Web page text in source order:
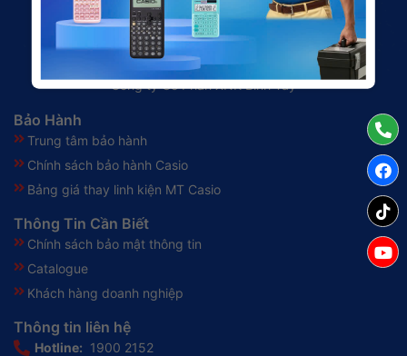
Công ty Cổ Phần XNK Bình Tây
Bảo Hành
Trung tâm bảo hành
Chính sách bảo hành Casio
Bảng giá thay linh kiện MT Casio
Thông Tin Cần Biết
Chính sách bảo mật thông tin
Catalogue
Khách hàng doanh nghiệp
Thông tin liên hệ
Hotline: 1900 2152